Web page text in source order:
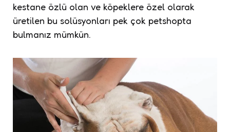
kestane özlü olan ve köpeklere özel olarak
üretilen bu solüsyonları pek çok petshopta
bulmanız mümkün.